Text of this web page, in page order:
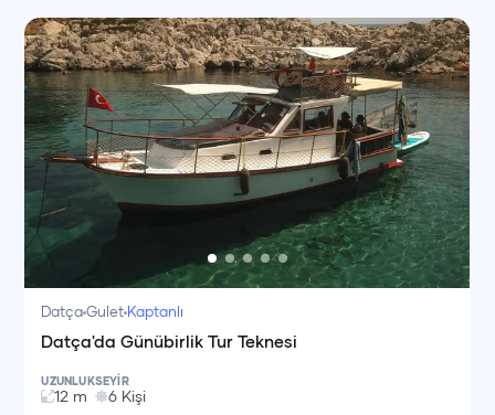
DatçaGulet Kaptanlı
Datça'da Günübirlik Tur Teknesi
UZUNLUK
12 m
SEYİR
6 Kişi